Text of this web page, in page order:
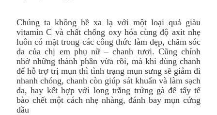
Chúng ta không hề xa lạ với một loại quả giàu
vitamin C và chất chống oxy hóa cùng độ axit nhẹ
luôn có mặt trong các công thức làm đẹp, chăm sóc
da của chị em phụ nữ – chanh tươi. Cũng chính
nhờ những thành phần vừa rồi, mà khi dùng chanh
để hỗ trợ trị mụn thì tình trạng mụn sưng sẽ giảm đi
nhanh chóng, chanh còn giúp sát khuẩn và làm sạch
da, hay kết hợp với long trắng trứng gà để tẩy tế
bào chết một cách nhẹ nhàng, đánh bay mụn cứng
đầu